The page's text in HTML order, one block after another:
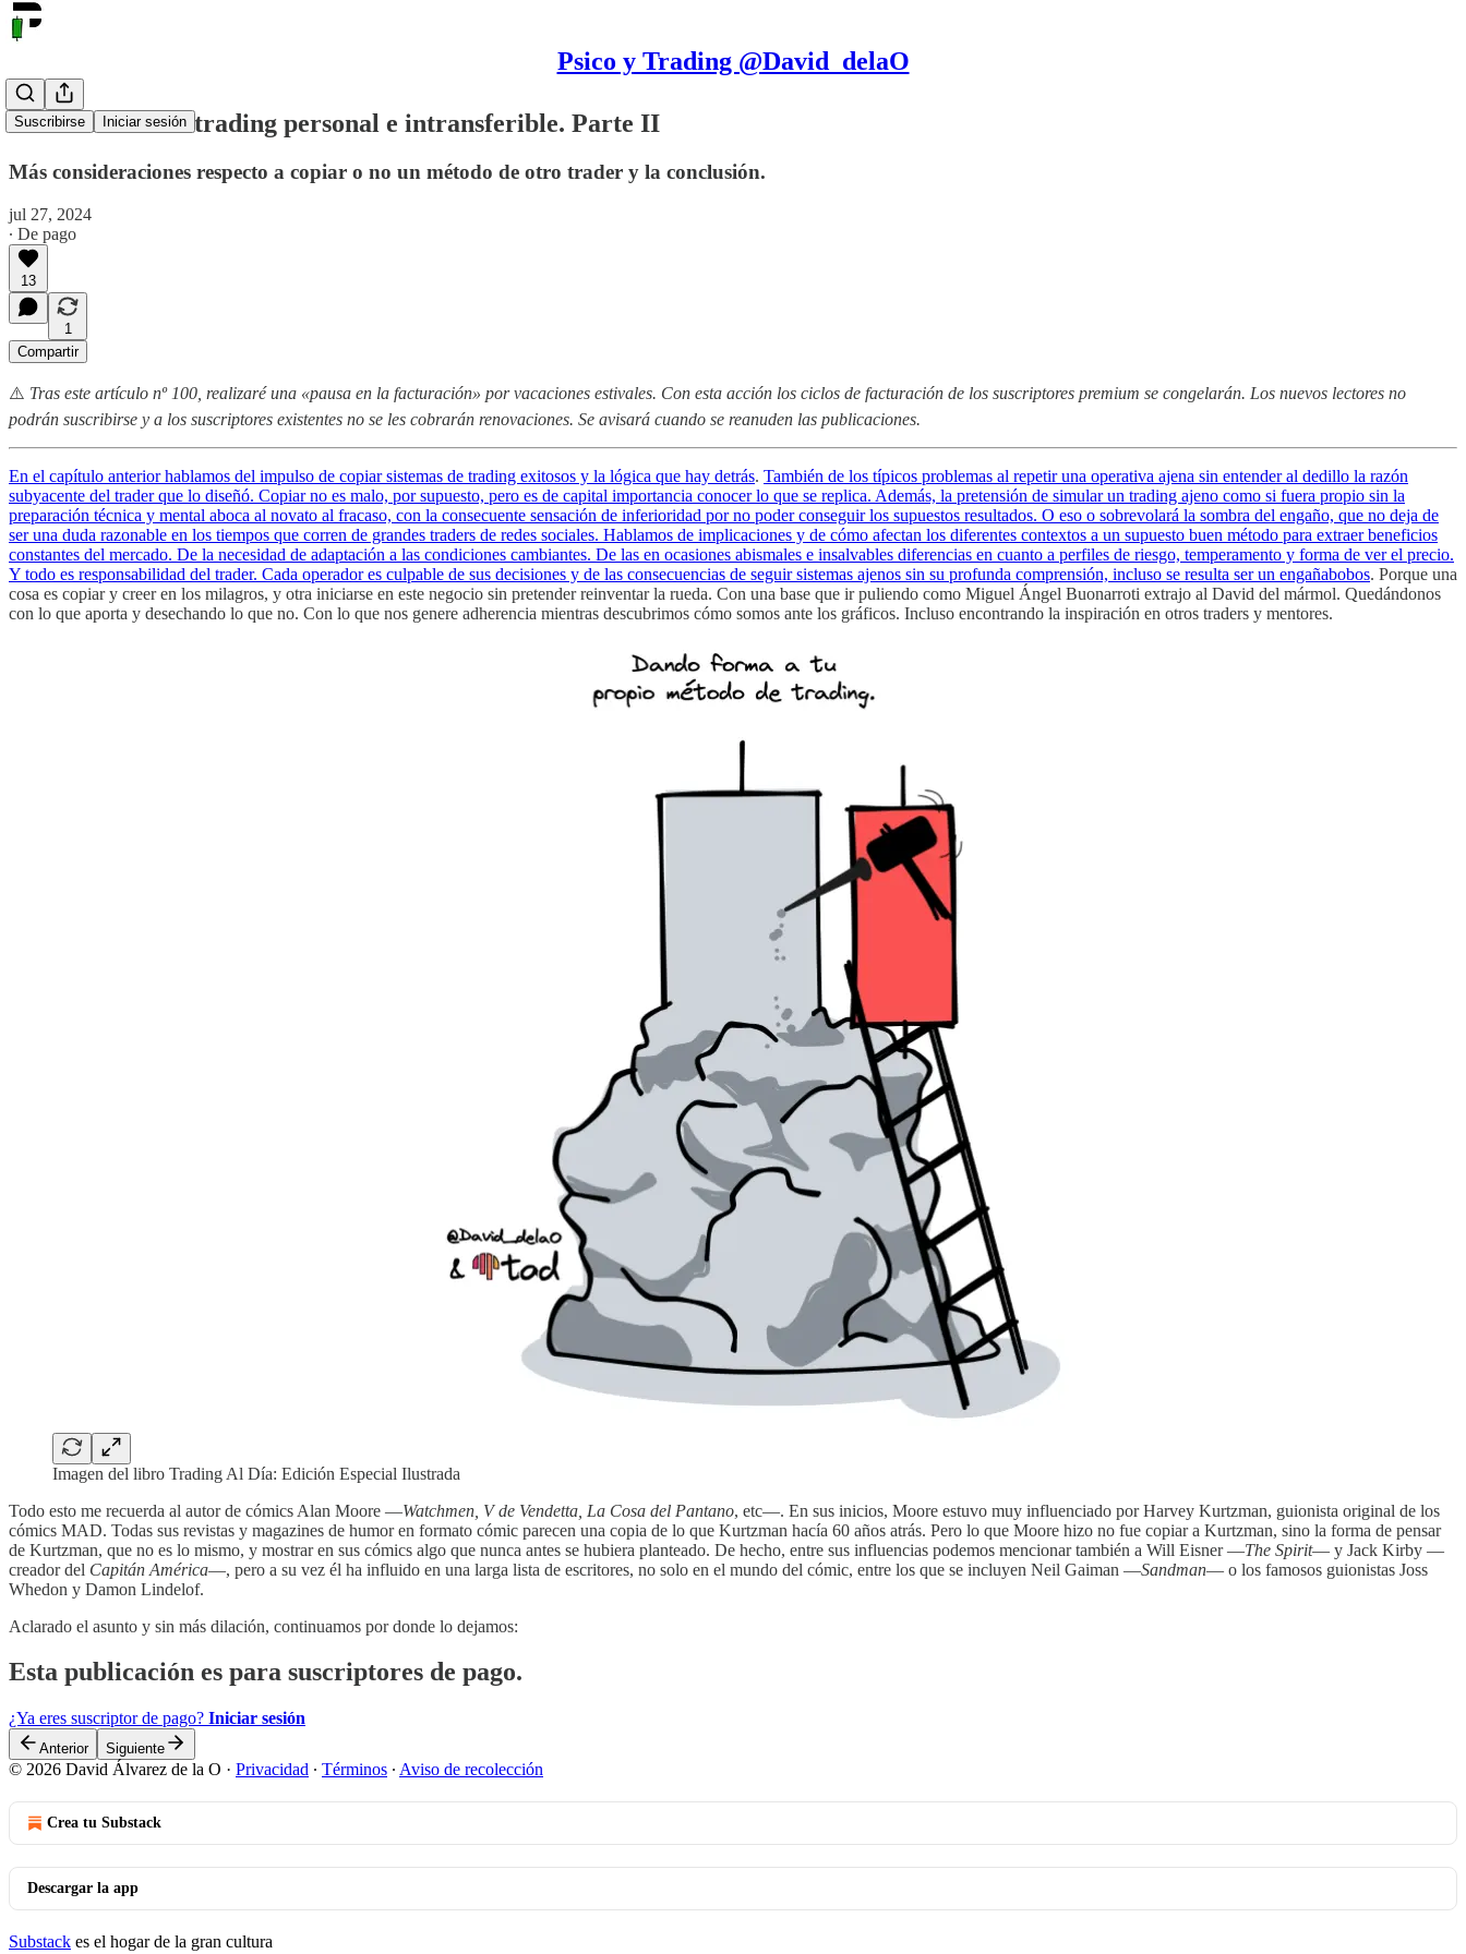
Psico y Trading @David_delaO
Suscribirse Iniciar sesión
#100 Sistema de trading personal e intransferible. Parte II
Más consideraciones respecto a copiar o no un método de otro trader y la conclusión.
jul 27, 2024
∙ De pago
13
1
Compartir
⚠️ Tras este artículo nº 100, realizaré una «pausa en la facturación» por vacaciones estivales. Con esta acción los ciclos de facturación de los suscriptores premium se congelarán. Los nuevos lectores no
podrán suscribirse y a los suscriptores existentes no se les cobrarán renovaciones. Se avisará cuando se reanuden las publicaciones.
En el capítulo anterior hablamos del impulso de copiar sistemas de trading exitosos y la lógica que hay detrás. También de los típicos problemas al repetir una operativa ajena sin entender al dedillo la razón
subyacente del trader que lo diseñó. Copiar no es malo, por supuesto, pero es de capital importancia conocer lo que se replica. Además, la pretensión de simular un trading ajeno como si fuera propio sin la
preparación técnica y mental aboca al novato al fracaso, con la consecuente sensación de inferioridad por no poder conseguir los supuestos resultados. O eso o sobrevolará la sombra del engaño, que no deja de
ser una duda razonable en los tiempos que corren de grandes traders de redes sociales. Hablamos de implicaciones y de cómo afectan los diferentes contextos a un supuesto buen método para extraer beneficios
constantes del mercado. De la necesidad de adaptación a las condiciones cambiantes. De las en ocasiones abismales e insalvables diferencias en cuanto a perfiles de riesgo, temperamento y forma de ver el precio.
Y todo es responsabilidad del trader. Cada operador es culpable de sus decisiones y de las consecuencias de seguir sistemas ajenos sin su profunda comprensión, incluso se resulta ser un engañabobos. Porque una
cosa es copiar y creer en los milagros, y otra iniciarse en este negocio sin pretender reinventar la rueda. Con una base que ir puliendo como Miguel Ángel Buonarroti extrajo al David del mármol. Quedándonos
con lo que aporta y desechando lo que no. Con lo que nos genere adherencia mientras descubrimos cómo somos ante los gráficos. Incluso encontrando la inspiración en otros traders y mentores.
Imagen del libro Trading Al Día: Edición Especial Ilustrada
Todo esto me recuerda al autor de cómics Alan Moore —Watchmen, V de Vendetta, La Cosa del Pantano, etc—. En sus inicios, Moore estuvo muy influenciado por Harvey Kurtzman, guionista original de los
cómics MAD. Todas sus revistas y magazines de humor en formato cómic parecen una copia de lo que Kurtzman hacía 60 años atrás. Pero lo que Moore hizo no fue copiar a Kurtzman, sino la forma de pensar
de Kurtzman, que no es lo mismo, y mostrar en sus cómics algo que nunca antes se hubiera planteado. De hecho, entre sus influencias podemos mencionar también a Will Eisner —The Spirit— y Jack Kirby —
creador del Capitán América—, pero a su vez él ha influido en una larga lista de escritores, no solo en el mundo del cómic, entre los que se incluyen Neil Gaiman —Sandman— o los famosos guionistas Joss
Whedon y Damon Lindelof.
Aclarado el asunto y sin más dilación, continuamos por donde lo dejamos:
Esta publicación es para suscriptores de pago.
¿Ya eres suscriptor de pago? Iniciar sesión
Anterior Siguiente
© 2026 David Álvarez de la O · Privacidad ∙ Términos ∙ Aviso de recolección
Crea tu Substack
Descargar la app
Substack es el hogar de la gran cultura